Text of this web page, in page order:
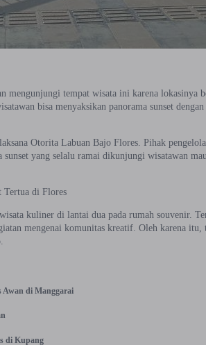
mengunjungi tempat wisata ini karena lokasinya
bisa menyaksikan panorama sunset
Otorita Labuan Bajo Flores. Pihak
sunset yang selalu ramai dikunjungi wisatawan
Tertua di Flores
kuliner di lantai dua pada rumah souvenir.
mengenai komunitas kreatif. Oleh karena itu,
Awan di Manggarai
di Kupang